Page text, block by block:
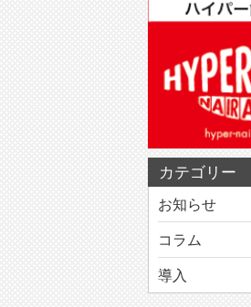
カテゴリー
お知らせ
コラム
導入